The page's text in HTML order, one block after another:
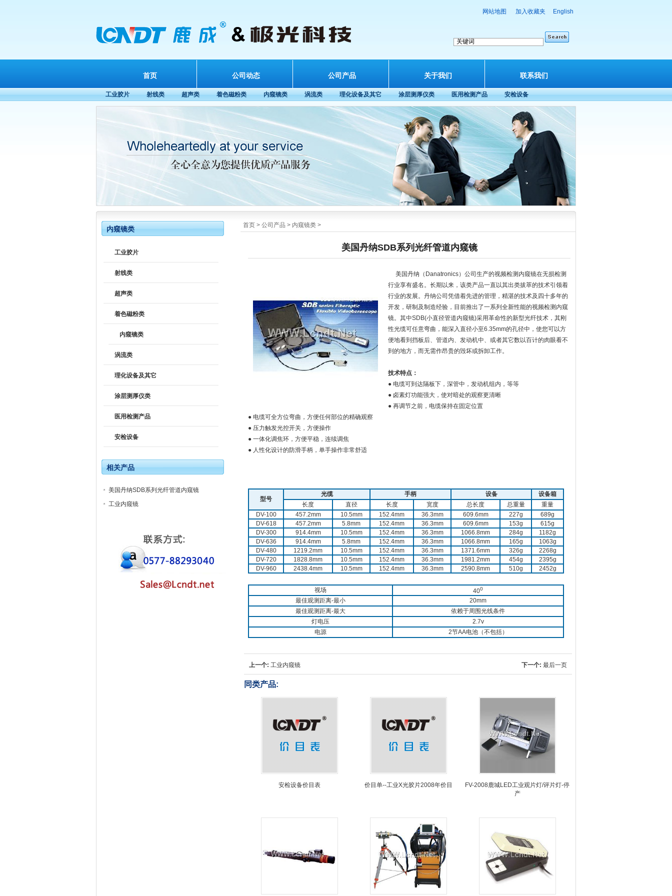
网站地图 加入收藏夹 English
首页 公司动态 公司产品 关于我们 联系我们
工业胶片 射线类 超声类 着色磁粉类 内窥镜类 涡流类 理化设备及其它 涂层测厚仪类 医用检测产品 安检设备
首页 > 公司产品 > 内窥镜类 >
美国丹纳SDB系列光纤管道内窥镜
美国丹纳（Danatronics）公司生产的视频检测内窥镜在无损检测
行业享有盛名。长期以来，该类产品一直以其出类拔萃的技术引领着
行业的发展。丹纳公司凭借着先进的管理，精湛的技术及四十多年的
开发，研制及制造经验，目前推出了一系列全新性能的视频检测内窥
镜。其中SDB(小直径管道内窥镜)采用革命性的新型光纤技术，其刚
性光缆可任意弯曲，能深入直径小至6.35mm的孔径中，使您可以方
便地看到挡板后、管道内、发动机中、或者其它数以百计的肉眼看不
到的地方，而无需作昂贵的毁坏或拆卸工作。
技术特点：
● 电缆可到达隔板下，深管中，发动机组内，等等
● 卤素灯功能强大，使对暗处的观察更清晰
● 再调节之前，电缆保持在固定位置
● 电缆可全方位弯曲，方便任何部位的精确观察
● 压力触发光控开关，方便操作
● 一体化调焦环，方便平稳，连续调焦
● 人性化设计的防滑手柄，单手操作非常舒适
型号
光缆 手柄 设备
设备箱
长度
直径 长度 宽度 总长度 总重量
重量
DV-100
457.2mm 10.5mm 152.4mm 36.3mm 609.6mm 227g
689g
DV-618
457.2mm 5.8mm 152.4mm 36.3mm 609.6mm 153g
615g
DV-300
914.4mm 10.5mm 152.4mm 36.3mm 1066.8mm 284g
1182g
DV-636
914.4mm 5.8mm 152.4mm 36.3mm 1066.8mm 165g
1063g
DV-480
1219.2mm 10.5mm 152.4mm 36.3mm 1371.6mm 326g
2268g
DV-720
1828.8mm 10.5mm 152.4mm 36.3mm 1981.2mm 454g
2395g
DV-960
2438.4mm 10.5mm 152.4mm 36.3mm 2590.8mm 510g 2452g
视场 400
最佳观测距离-最小
20mm
最佳观测距离-最大
依赖于周围光线条件
灯电压
2.7v
电源
2节AA电池（不包括）
上一个: 工业内窥镜 下一个:最后一页
同类产品:
安检设备价目表 价目单--工业X光胶片2008年价目
FV-2008鹿城LED工业观片灯/评片灯-停
产
内窥镜类
工业胶片
射线类
超声类
着色磁粉类
内窥镜类
涡流类
理化设备及其它
涂层测厚仪类
医用检测产品
安检设备
相关产品
美国丹纳SDB系列光纤管道内窥镜
工业内窥镜